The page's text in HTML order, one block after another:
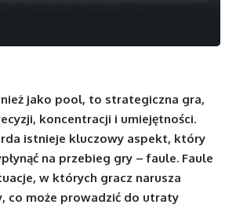
jako pool, to strategiczna gra,
koncentracji i umiejętności.
istnieje kluczowy aspekt, który
na przebieg gry – faule. Faule
w których gracz narusza
co może prowadzić do utraty